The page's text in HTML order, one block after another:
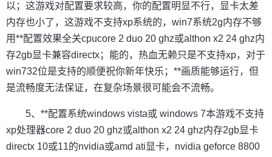
以；这游戏对配置要求较高，你的配置明显不行，显卡太差
内存也小了，这游戏不支持xp系统的，win7系统2g内存不够
用**配置效果全关cpucore 2 duo 20 ghz或althon x2 24 ghz内
存2gb显卡兼容directx；能的，热血无赖只是不支持xp，对于
win732位是支持的顺便祝你新年快乐；**画质能够运行，但
是流畅度无法保证，在复杂场景很可能会不流畅。
5、**配置系统windows vista或 windows 7本游戏不支持
xp处理器core 2 duo 20 ghz或althon x2 24 ghz内存2gb显卡
directx 10或11的nvidia或amd ati显卡，nvidia geforce 8800